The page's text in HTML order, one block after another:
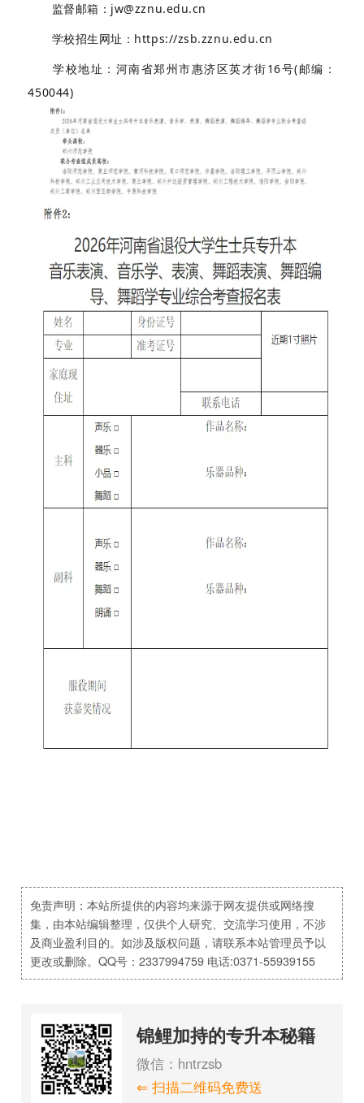
监督邮箱：jw@zznu.edu.cn
学校招生网址：https://zsb.zznu.edu.cn
学校地址：河南省郑州市惠济区英才街16号(邮编：
450044)
免责声明：本站所提供的内容均来源于网友提供或网络搜
集，由本站编辑整理，仅供个人研究、交流学习使用，不涉
及商业盈利目的。如涉及版权问题，请联系本站管理员予以
更改或删除。QQ号：2337994759 电话:0371-55939155
锦鲤加持的专升本秘籍
微信：hntrzsb
⇐ 扫描二维码免费送